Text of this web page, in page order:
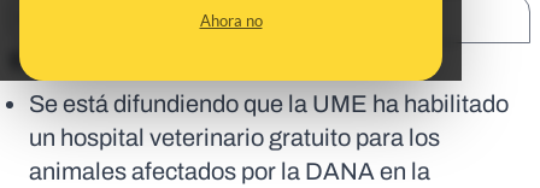
Ahora no
En corto:
Se está difundiendo que la UME ha habilitado
un hospital veterinario gratuito para los
animales afectados por la DANA en la